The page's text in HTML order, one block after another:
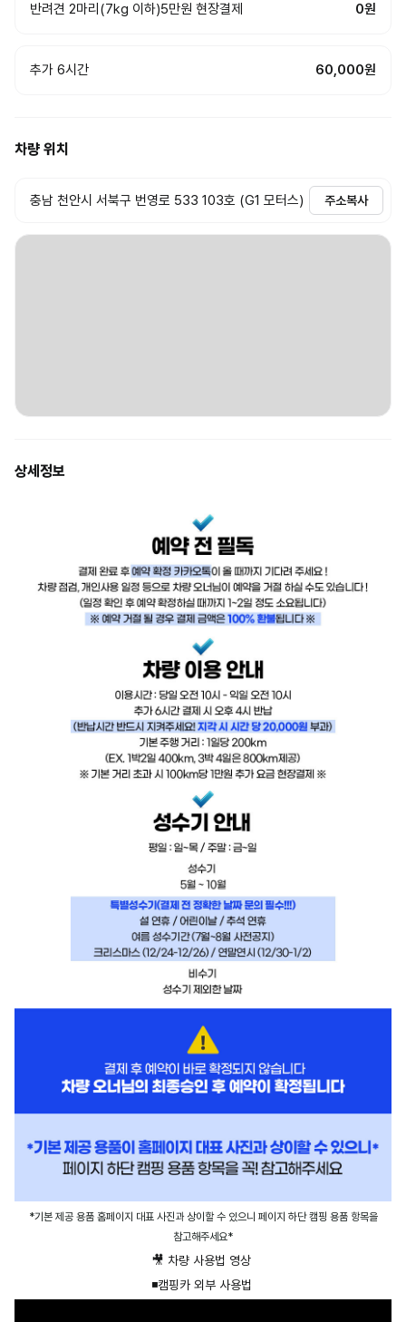
반려견 2마리(7kg 이하)5만원 현장결제 0원
추가 6시간 60,000원
차량 위치
충남 천안시 서북구 번영로 533 103호 (G1 모터스) 주소복사
상세정보
*기본 제공 용품 홈페이지 대표 사진과 상이할 수 있으니 페이지 하단 캠핑 용품 항목을
참고해주세요*
🎥 차량 사용법 영상
◾️캠핑카 외부 사용법